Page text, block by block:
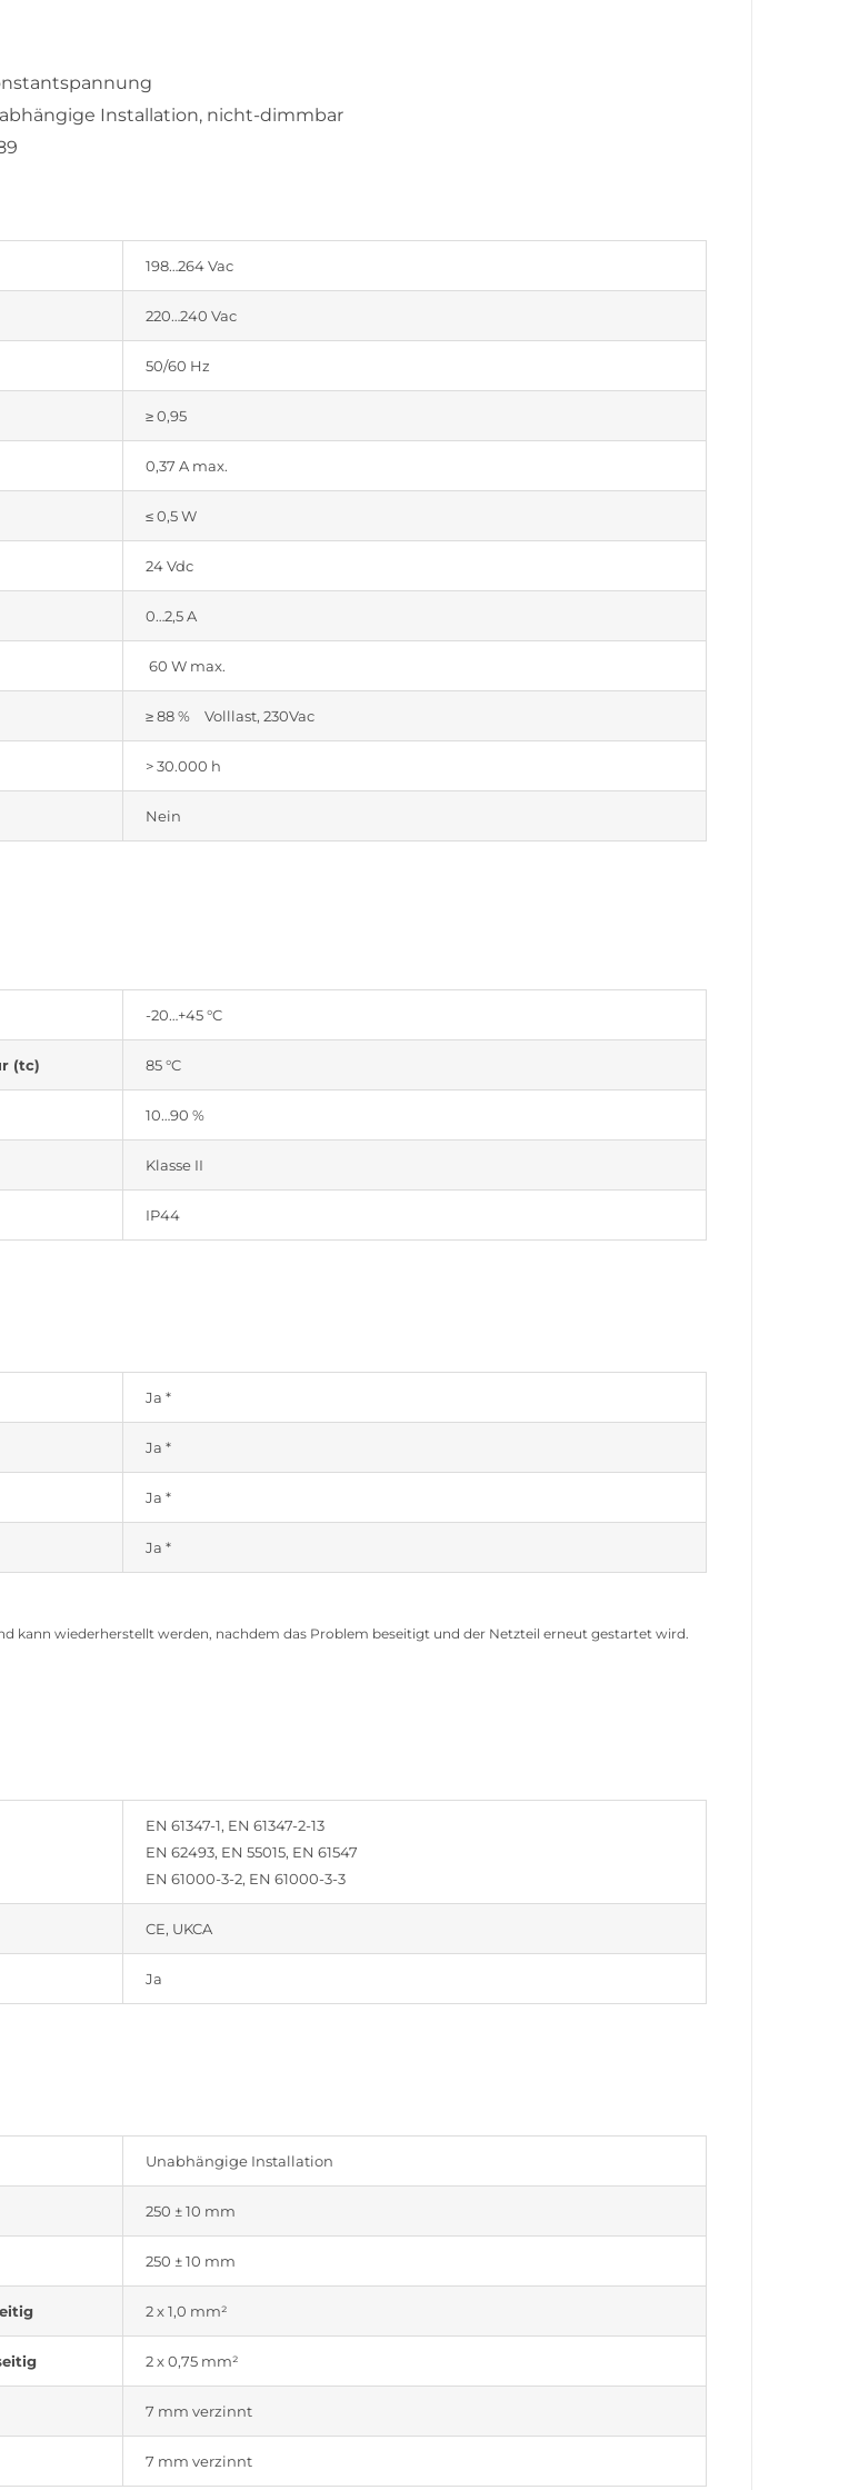
Installation, nicht-dimmbar
198…264 Vac
220…240 Vac
50/60 Hz
≥ 0,95
0,37 A max.
≤ 0,5 W
24 Vdc
0…2,5 A
60 W max.
≥ 88 % Volllast, 230Vac
> 30.000 h
Nein
-20…+45 °C
(tc) 85 °C
10…90 %
Klasse II
IP44
Ja *
Ja *
Ja *
Ja *
kann wiederherstellt werden, nachdem das Problem beseitigt und der Netzteil erneut gestartet wird.
EN 61347-1, EN 61347-2-13
EN 62493, EN 55015, EN 61547
EN 61000-3-2, EN 61000-3-3
CE, UKCA
Ja
Unabhängige Installation
250 ± 10 mm
250 ± 10 mm
2 x 1,0 mm²
2 x 0,75 mm²
7 mm verzinnt
7 mm verzinnt